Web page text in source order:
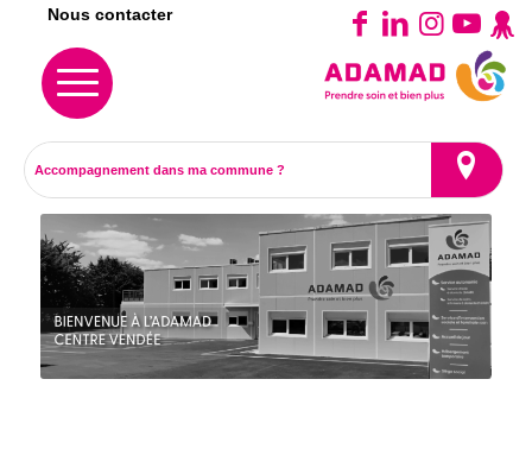
Nous contacter